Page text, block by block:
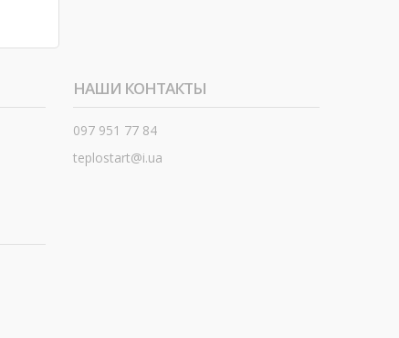
НАШИ КОНТАКТЫ
097 951 77 84
teplostart@i.ua